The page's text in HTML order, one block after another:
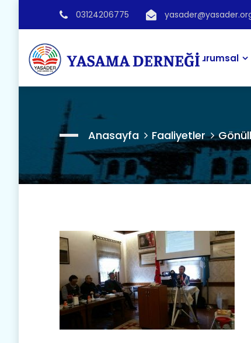
03124206775
Kurumsal
Anasayfa Faaliyetler